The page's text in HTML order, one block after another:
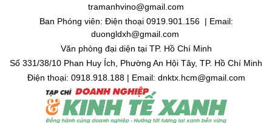
tramanhvino@gmail.com
Ban Phóng viên: Điện thoại 0919.901.156 | Email:
duongldxh@gmail.com
Văn phòng đại diện tại TP. Hồ Chí Minh
Số 331/38/10 Phan Huy Ích, Phường An Hội Tây, TP. Hồ Chí Minh
Điện thoại: 0918.918.188 | Email: dnktx.hcm@gmail.com